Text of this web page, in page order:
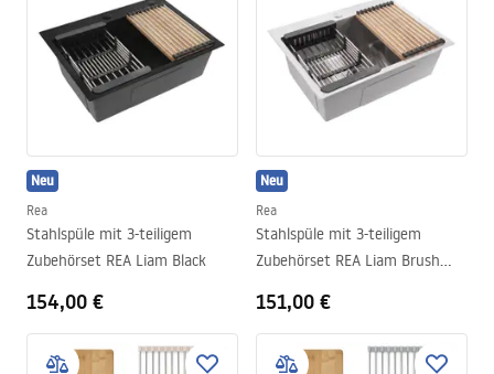
Neu
Rea
Stahlspüle mit 3-teiligem
Zubehörset REA Liam Black
154,00 €
Neu
Rea
Stahlspüle mit 3-teiligem
Zubehörset REA Liam Brush
151,00 €